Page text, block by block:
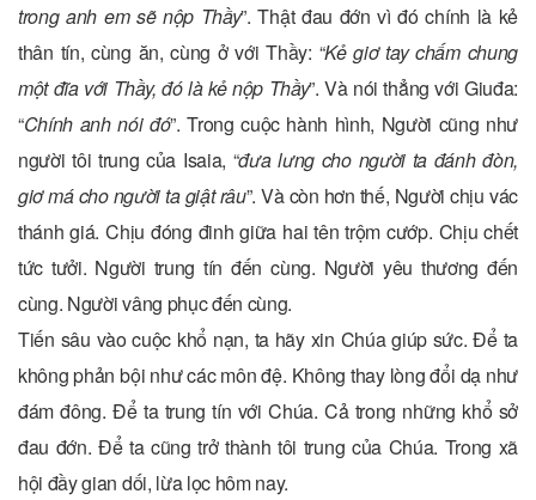
trong anh em sẽ nộp Thầy”. Thật đau đớn vì đó chính là kẻ
thân tín, cùng ăn, cùng ở với Thầy: “Kẻ giơ tay chấm chung
một đĩa với Thầy, đó là kẻ nộp Thầy”. Và nói thẳng với Giuđa:
“Chính anh nói đó”. Trong cuộc hành hình, Người cũng như
người tôi trung của Isaia, “đưa lưng cho người ta đánh đòn,
giơ má cho người ta giật râu”. Và còn hơn thế, Người chịu vác
thánh giá. Chịu đóng đinh giữa hai tên trộm cướp. Chịu chết
tức tưởi. Người trung tín đến cùng. Người yêu thương đến
cùng. Người vâng phục đến cùng.
Tiến sâu vào cuộc khổ nạn, ta hãy xin Chúa giúp sức. Để ta
không phản bội như các môn đệ. Không thay lòng đổi dạ như
đám đông. Để ta trung tín với Chúa. Cả trong những khổ sở
đau đớn. Để ta cũng trở thành tôi trung của Chúa. Trong xã
hội đầy gian dối, lừa lọc hôm nay.